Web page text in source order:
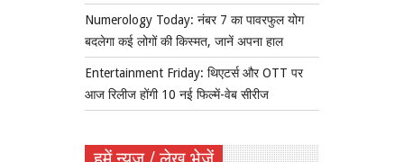
Numerology Today: नंबर 7 का पावरफुल योग
बदलेगा कई लोगों की किस्मत, जानें अपना हाल
Entertainment Friday: थिएटर्स और OTT पर
आज रिलीज होंगी 10 नई फिल्में-वेब सीरीज